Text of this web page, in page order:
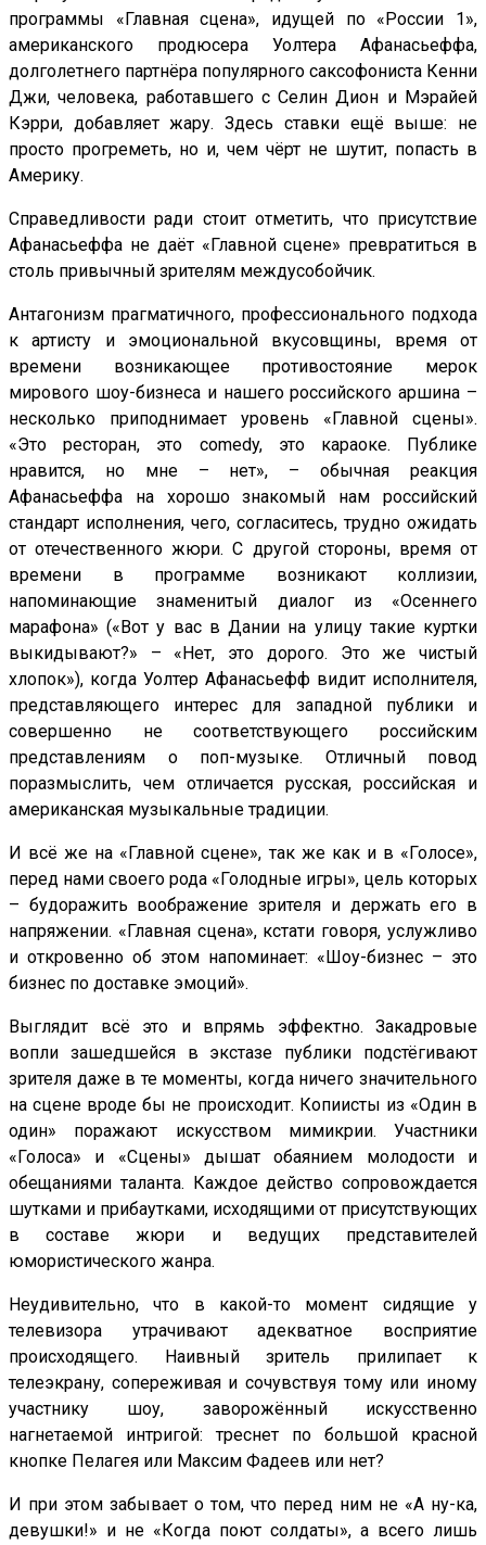
программы «Главная сцена», идущей по «России 1»,
американского продюсера Уолтера Афанасьеффа,
долголетнего партнёра популярного саксофониста Кенни
Джи, человека, работавшего с Селин Дион и Мэрайей
Кэрри, добавляет жару. Здесь ставки ещё выше: не
просто прогреметь, но и, чем чёрт не шутит, попасть в
Америку.
Справедливости ради стоит отметить, что присутствие
Афанасьеффа не даёт «Главной сцене» превратиться в
столь привычный зрителям междусобойчик.
Антагонизм прагматичного, профессионального подхода
к артисту и эмоциональной вкусовщины, время от
времени возникающее противостояние мерок
мирового шоу-бизнеса и нашего российского аршина –
несколько приподнимает уровень «Главной сцены».
«Это ресторан, это comedy, это караоке. Публике
нравится, но мне – нет», – обычная реакция
Афанасьеффа на хорошо знакомый нам российский
стандарт исполнения, чего, согласитесь, трудно ожидать
от отечественного жюри. С другой стороны, время от
времени в программе возникают коллизии,
напоминающие знаменитый диалог из «Осеннего
марафона» («Вот у вас в Дании на улицу такие куртки
выкидывают?» – «Нет, это дорого. Это же чистый
хлопок»), когда Уолтер Афанасьефф видит исполнителя,
представляющего интерес для западной публики и
совершенно не соответствующего российским
представлениям о поп-музыке. Отличный повод
поразмыслить, чем отличается русская, российская и
американская музыкальные традиции.
И всё же на «Главной сцене», так же как и в «Голосе»,
перед нами своего рода «Голодные игры», цель которых
– будоражить воображение зрителя и держать его в
напряжении. «Главная сцена», кстати говоря, услужливо
и откровенно об этом напоминает: «Шоу-бизнес – это
бизнес по доставке эмоций».
Выглядит всё это и впрямь эффектно. Закадровые
вопли зашедшейся в экстазе публики подстёгивают
зрителя даже в те моменты, когда ничего значительного
на сцене вроде бы не происходит. Копиисты из «Один в
один» поражают искусством мимикрии. Участники
«Голоса» и «Сцены» дышат обаянием молодости и
обещаниями таланта. Каждое действо сопровождается
шутками и прибаутками, исходящими от присутствующих
в составе жюри и ведущих представителей
юмористического жанра.
Неудивительно, что в какой-то момент сидящие у
телевизора утрачивают адекватное восприятие
происходящего. Наивный зритель прилипает к
телеэкрану, сопереживая и сочувствуя тому или иному
участнику шоу, заворожённый искусственно
нагнетаемой интригой: треснет по большой красной
кнопке Пелагея или Максим Фадеев или нет?
И при этом забывает о том, что перед ним не «А ну-ка,
девушки!» и не «Когда поют солдаты», а всего лишь